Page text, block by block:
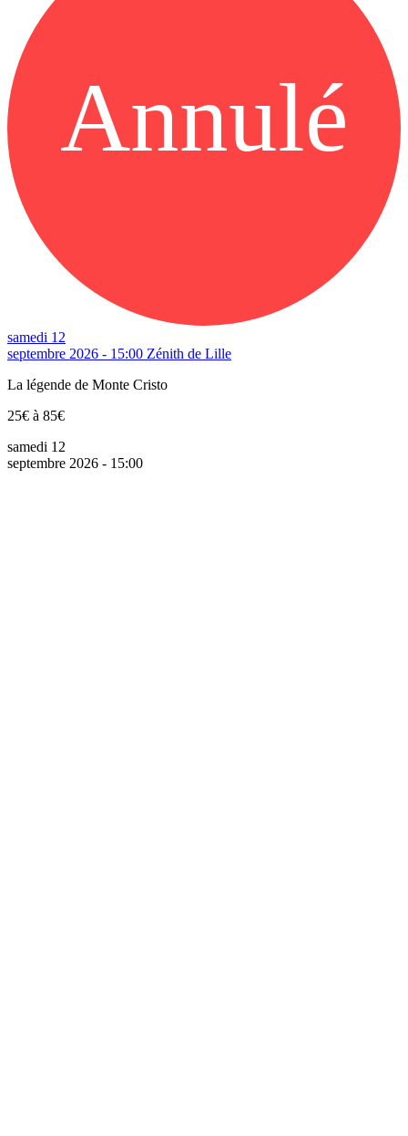
Annulé
samedi 12
septembre 2026 - 15:00 Zénith de Lille
La légende de Monte Cristo
25€ à 85€
samedi 12
septembre 2026 - 15:00